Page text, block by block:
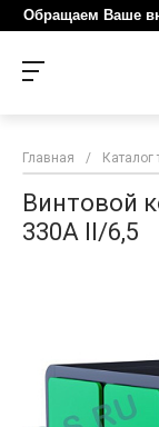
Обращаем Ваше
Главная / Каталог
Винтовой
330A II/6,5